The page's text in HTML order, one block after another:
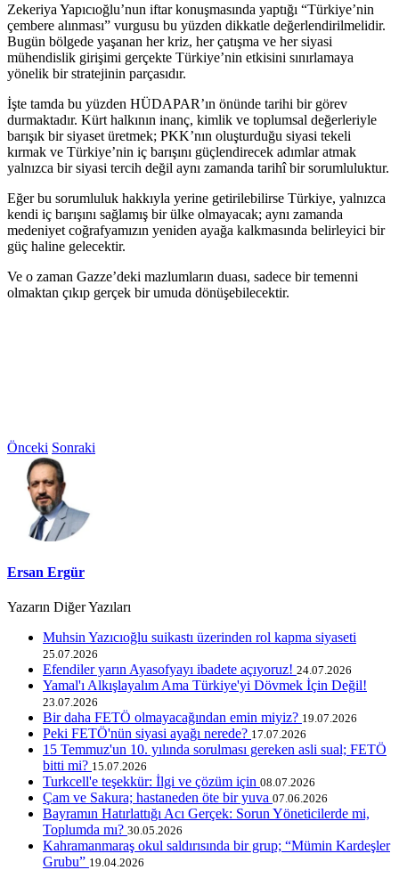
Zekeriya Yapıcıoğlu’nun iftar konuşmasında yaptığı “Türkiye’nin
çembere alınması” vurgusu bu yüzden dikkatle değerlendirilmelidir.
Bugün bölgede yaşanan her kriz, her çatışma ve her siyasi
mühendislik girişimi gerçekte Türkiye’nin etkisini sınırlamaya
yönelik bir stratejinin parçasıdır.
İşte tamda bu yüzden HÜDAPAR’ın önünde tarihi bir görev
durmaktadır. Kürt halkının inanç, kimlik ve toplumsal değerleriyle
barışık bir siyaset üretmek; PKK’nın oluşturduğu siyasi tekeli
kırmak ve Türkiye’nin iç barışını güçlendirecek adımlar atmak
yalnızca bir siyasi tercih değil aynı zamanda tarihî bir sorumluluktur.
Eğer bu sorumluluk hakkıyla yerine getirilebilirse Türkiye, yalnızca
kendi iç barışını sağlamış bir ülke olmayacak; aynı zamanda
medeniyet coğrafyamızın yeniden ayağa kalkmasında belirleyici bir
güç haline gelecektir.
Ve o zaman Gazze’deki mazlumların duası, sadece bir temenni
olmaktan çıkıp gerçek bir umuda dönüşebilecektir.
Önceki Sonraki
Ersan Ergür
Yazarın Diğer Yazıları
Muhsin Yazıcıoğlu suikastı üzerinden rol kapma siyaseti
25.07.2026
Efendiler yarın Ayasofyayı ibadete açıyoruz! 24.07.2026
Yamal'ı Alkışlayalım Ama Türkiye'yi Dövmek İçin Değil!
23.07.2026
Bir daha FETÖ olmayacağından emin miyiz? 19.07.2026
Peki FETÖ'nün siyasi ayağı nerede? 17.07.2026
15 Temmuz'un 10. yılında sorulması gereken asli sual; FETÖ
bitti mi? 15.07.2026
Turkcell'e teşekkür: İlgi ve çözüm için 08.07.2026
Çam ve Sakura; hastaneden öte bir yuva 07.06.2026
Bayramın Hatırlattığı Acı Gerçek: Sorun Yöneticilerde mi,
Toplumda mı? 30.05.2026
Kahramanmaraş okul saldırısında bir grup; “Mümin Kardeşler
Grubu” 19.04.2026